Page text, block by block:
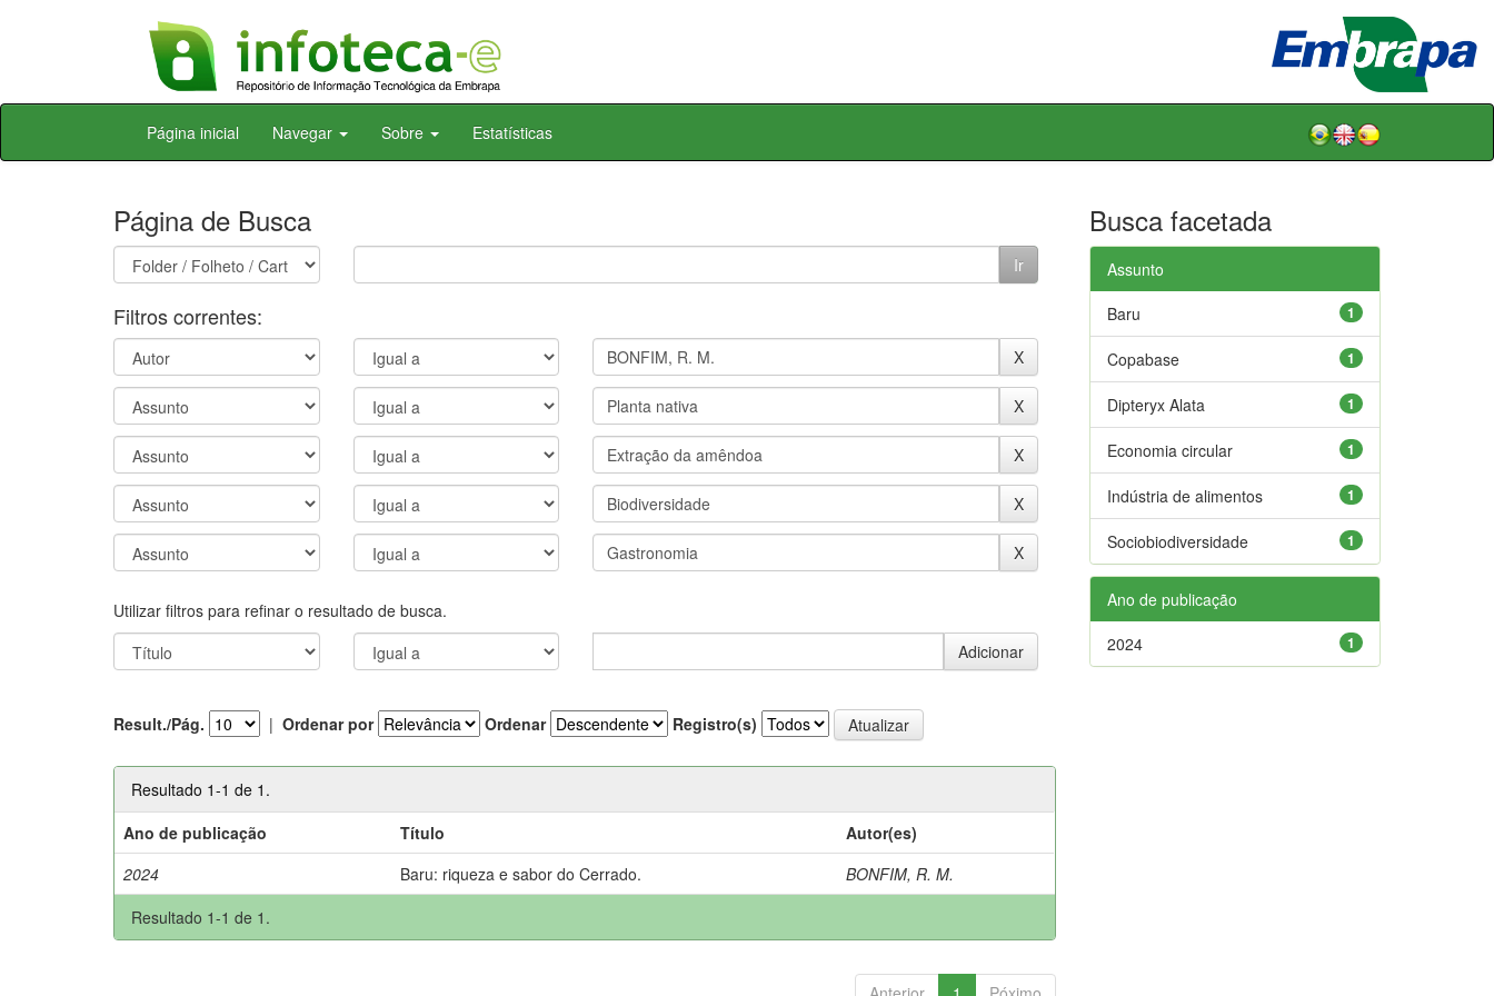
Skip
Página inicial Navegar Sobre Estatísticas
Página de Busca
Filtros correntes:
Utilizar filtros para refinar o resultado de busca.
Result./Pág. | Ordenar por Ordenar Registro(s)
Resultado 1-1 de 1.
Ano de publicação
Título
Autor(es)
2024
Baru: riqueza e sabor do Cerrado.
BONFIM, R. M.
Resultado 1-1 de 1.
Busca facetada
Assunto
1
Baru
1
Copabase
1
Dipteryx Alata
1
Economia circular
1
Indústria de alimentos
1
Sociobiodiversidade
Ano de publicação
1
2024